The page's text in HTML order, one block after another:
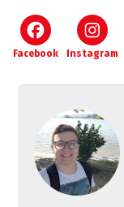
Facebook Instagram